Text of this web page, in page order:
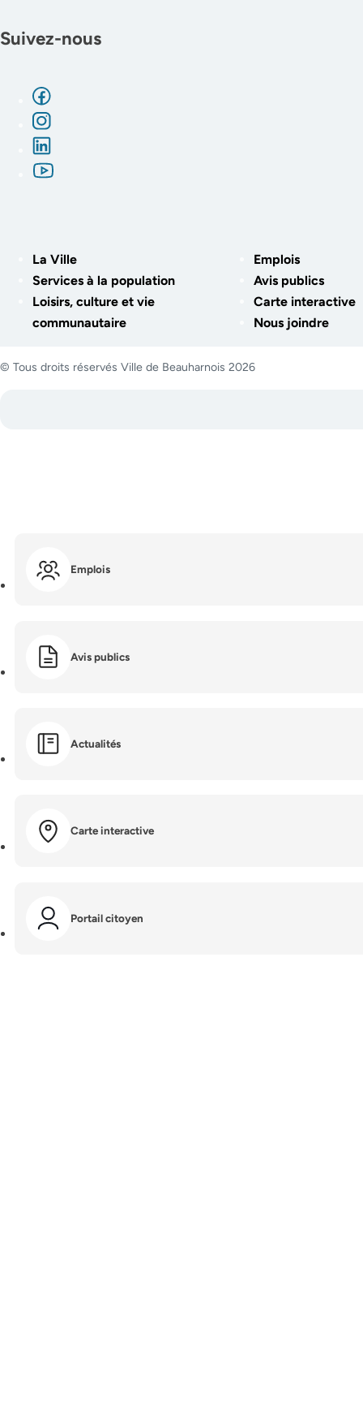
Suivez-nous
La Ville
Services à la population
Loisirs, culture et vie
communautaire
Emplois
Avis publics
Carte interactive
Nous joindre
© Tous droits réservés Ville de Beauharnois 2026
Emplois
Avis publics
Actualités
Carte interactive
Portail citoyen